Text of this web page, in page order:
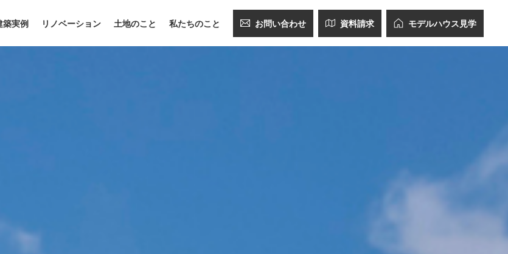
築実例 リノベーション 土地のこと 私たちのこと お問い合わせ 資料請求 モデルハウス見学